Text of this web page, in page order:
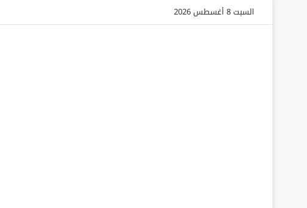
السبت 8 أغسطس 2026